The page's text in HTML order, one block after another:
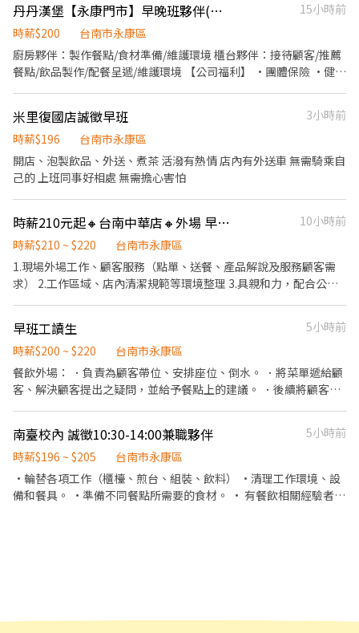
供建議 ⑤記錄顧客所點菜餚，並通知廚房或內場做餐送餐 ⑥收銀與
遞送帳單 ⑦必要時內外場互相支援 🧑🏼‍🍳內場調理： ①食材清洗並
做簡單的處理備用 ②根據顧客的點單進行烹調（煮麵、燙菜） ③根
據顧客的點單將食材切片 ④清理以及保養設備維持廚房及店面整潔
⑤必要時內外場互相支援 上班時間（視情況而定）｜ 上午11:00-
200起 依工作能力及學習態度調整薪資 ［小菜菜口］、［滷味砧
板］、［麵台湯台］、［基礎服務］、［進階服務］ 工作站學成就
春節除夕～初四店休五天 瑞玲永康旗艦店擁有 ＊【五星環境】雖然
只是間麵店，但提供舒適的工作環境、休息區～ ＊【考核調薪】學
習態度佳、積極勤快，時薪會依據能力調整～ ＊【彈性排班】工讀
生歡迎攜學校課表前來面試排班！ ＊【時數穩定】假日及寒暑假早
入！ ＊【無縫接軌】在學期間累積工作經驗，具備良好工作態度與
能力，畢業後協助原地轉正！ ＊期待對餐飲服務業有熱情的你加入
我們！安
丹丹漢堡【永康門市】早晚班夥伴(計時)
15小時前
時薪$200
台南市永康區
廚房夥伴：製作餐點/食材準備/維護環境 櫃台夥伴：接待顧客/推薦
餐點/飲品製作/配餐呈遞/維護環境 【公司福利】 •團體保險 •健康
米里復國店誠徵早班
3小時前
時薪$196
台南市永康區
開店、泡製飲品、外送、煮茶 活潑有熱情 店內有外送車 無需騎乘自
己的 上班同事好相處 無需擔心害怕
時薪210元起🔸台南中華店🔸外場 早班人員
10小時前
時薪$210 ~ $220
台南市永康區
1.現場外場工作、顧客服務（點單、送餐、產品解說及服務顧客需
求） 2.工作區域、店內清潔規範等環境整理 3.具親和力，配合公司
早班工讀生
5小時前
時薪$200 ~ $220
台南市永康區
餐飲外場： ．負責為顧客帶位、安排座位、倒水。 ．將菜單遞給顧
客、解決顧客提出之疑問，並給予餐點上的建議。 ．後續將顧客點
負責結帳、收銀等工作。 餐飲內場： ．擔任廚師的助手，處理烹飪
前與烹飪中之準備工作與其他餐廳相關事務。 ．負責洗、剝、削、
切各種食材。 ．負責清理工作環境、設備和餐具。 ．準備不同餐點
所需要的食材。 ．協助測量食材的容量與重量。 ．負責擺盤、打包
南臺校內 誠徵10:30-14:00兼職夥伴
5小時前
時薪$196 ~ $205
台南市永康區
·輪替各項工作（櫃檯、煎台、組裝、飲料） ·清理工作環境、設
備和餐具。 ·準備不同餐點所需要的食材。 · 有餐飲相關經驗者尤